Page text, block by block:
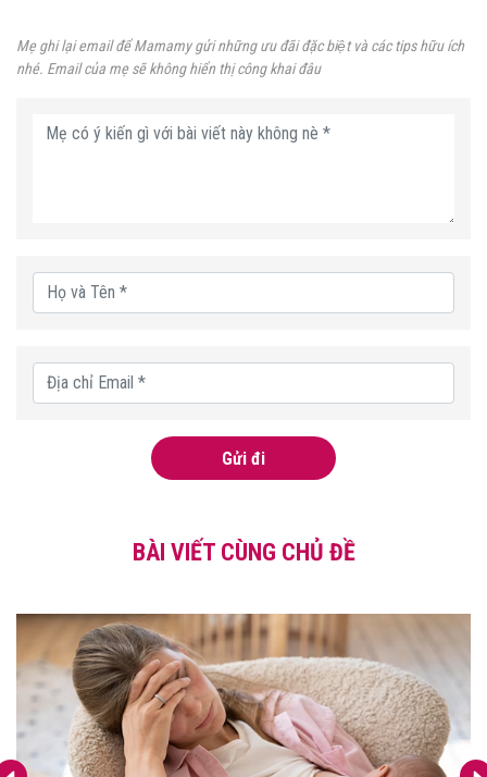
Mẹ ghi lại email để Mamamy gửi những ưu đãi đặc biệt và các tips hữu ích
nhé. Email của mẹ sẽ không hiển thị công khai đâu
Gửi đi
BÀI VIẾT CÙNG CHỦ ĐỀ